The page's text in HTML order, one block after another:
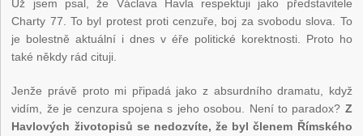
Už jsem psal, že Václava Havla respektuji jako představitele
Charty 77. To byl protest proti cenzuře, boj za svobodu slova. To
je bolestně aktuální i dnes v éře politické korektnosti. Proto ho
také někdy rád cituji.
Jenže právě proto mi připadá jako z absurdního dramatu, když
vidím, že je cenzura spojena s jeho osobou. Není to paradox? Z
Havlových životopisů se nedozvíte, že byl členem Římského